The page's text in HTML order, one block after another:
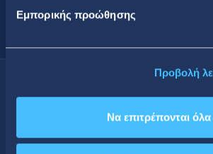
Εμπορικής προώθησης
Προβολή
Να επιτρέπονται όλα
Κοινωνική Δικτύωση